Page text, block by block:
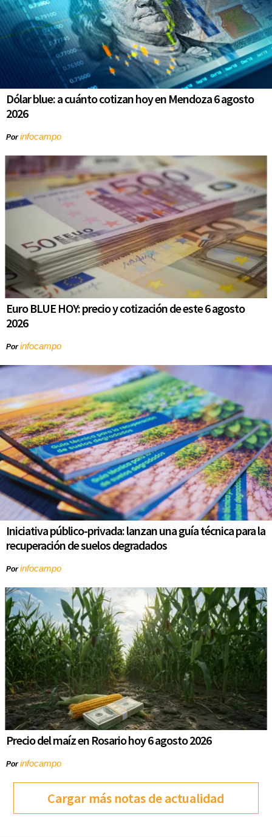
Dólar blue: a cuánto cotizan hoy en Mendoza 6 agosto
2026
Porinfocampo
Euro BLUE HOY: precio y cotización de este 6 agosto
2026
Porinfocampo
Iniciativa público-privada: lanzan una guía técnica para la
recuperación de suelos degradados
Porinfocampo
Precio del maíz en Rosario hoy 6 agosto 2026
Porinfocampo
Cargar más notas de actualidad